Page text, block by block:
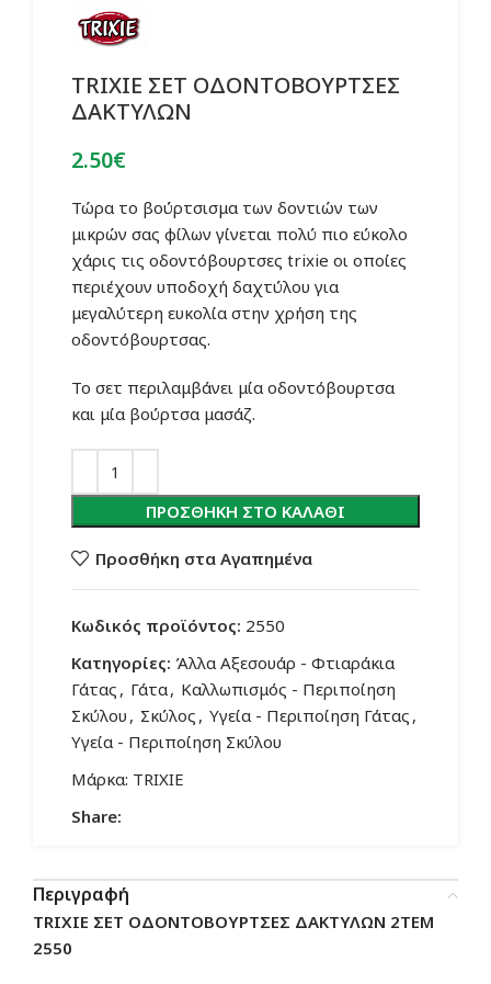
TRIXIE ΣΕΤ ΟΔΟΝΤΟΒΟΥΡΤΣΕΣ
ΔΑΚΤΥΛΩΝ
2.50€
Τώρα το βούρτσισμα των δοντιών των
μικρών σας φίλων γίνεται πολύ πιο εύκολο
χάρις τις οδοντόβουρτσες trixie οι οποίες
περιέχουν υποδοχή δαχτύλου για
μεγαλύτερη ευκολία στην χρήση της
οδοντόβουρτσας.
Το σετ περιλαμβάνει μία οδοντόβουρτσα
και μία βούρτσα μασάζ.
ΠΡΟΣΘΉΚΗ ΣΤΟ ΚΑΛΆΘΙ
Προσθήκη στα Αγαπημένα
Κωδικός προϊόντος: 2550
Κατηγορίες: Άλλα Αξεσουάρ - Φτιαράκια
Γάτας , Γάτα, Καλλωπισμός - Περιποίηση
Σκύλου , Σκύλος , Υγεία - Περιποίηση Γάτας ,
Υγεία - Περιποίηση Σκύλου
Μάρκα: TRIXIE
Share:
Περιγραφή
TRIXIE ΣΕΤ ΟΔΟΝΤΟΒΟΥΡΤΣΕΣ ΔΑΚΤΥΛΩΝ 2ΤΕΜ
2550